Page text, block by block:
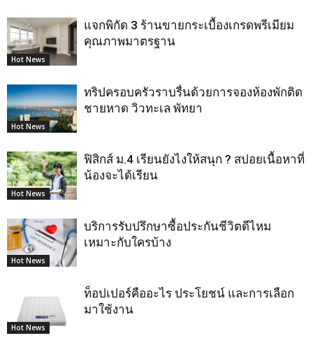
Hot News
แจกพิกัด 3 ร้านขายกระเบื้องเกรดพรีเมียม
คุณภาพมาตรฐาน
Hot News
ทริปครอบครัวราบรื่นด้วยการจองห้องพักติด
ชายหาด วิวทะเล พัทยา
Hot News
ฟิสิกส์ ม.4 เรียนยังไงให้สนุก ? สปอยเนื้อหาที่
น้องจะได้เรียน
Hot News
บริการรับปรึกษาซื้อประกันชีวิตดีไหม
เหมาะกับใครบ้าง
Hot News
ท็อปเปอร์คืออะไร ประโยชน์ และการเลือก
มาใช้งาน